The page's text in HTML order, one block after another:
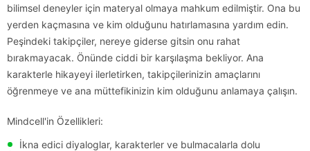
bilimsel deneyler için materyal olmaya mahkum edilmiştir. Ona bu
yerden kaçmasına ve kim olduğunu hatırlamasına yardım edin.
Peşindeki takipçiler, nereye giderse gitsin onu rahat
bırakmayacak. Önünde ciddi bir karşılaşma bekliyor. Ana
karakterle hikayeyi ilerletirken, takipçilerinizin amaçlarını
öğrenmeye ve ana müttefikinizin kim olduğunu anlamaya çalışın.
Mindcell'in Özellikleri:
İkna edici diyaloglar, karakterler ve bulmacalarla dolu